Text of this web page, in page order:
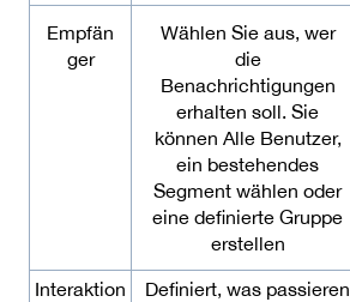
Empfän
ger
Wählen Sie aus, wer
die
Benachrichtigungen
erhalten soll. Sie
können Alle Benutzer,
ein bestehendes
Segment wählen oder
eine definierte Gruppe
erstellen
Interaktion
Definiert, was passieren